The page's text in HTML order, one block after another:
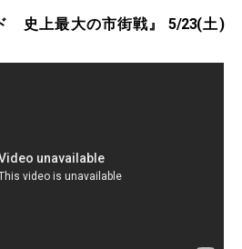
史上最大の市街戦』 5/23(土)